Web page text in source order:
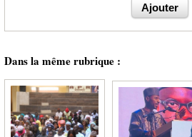
Dans la même rubrique :